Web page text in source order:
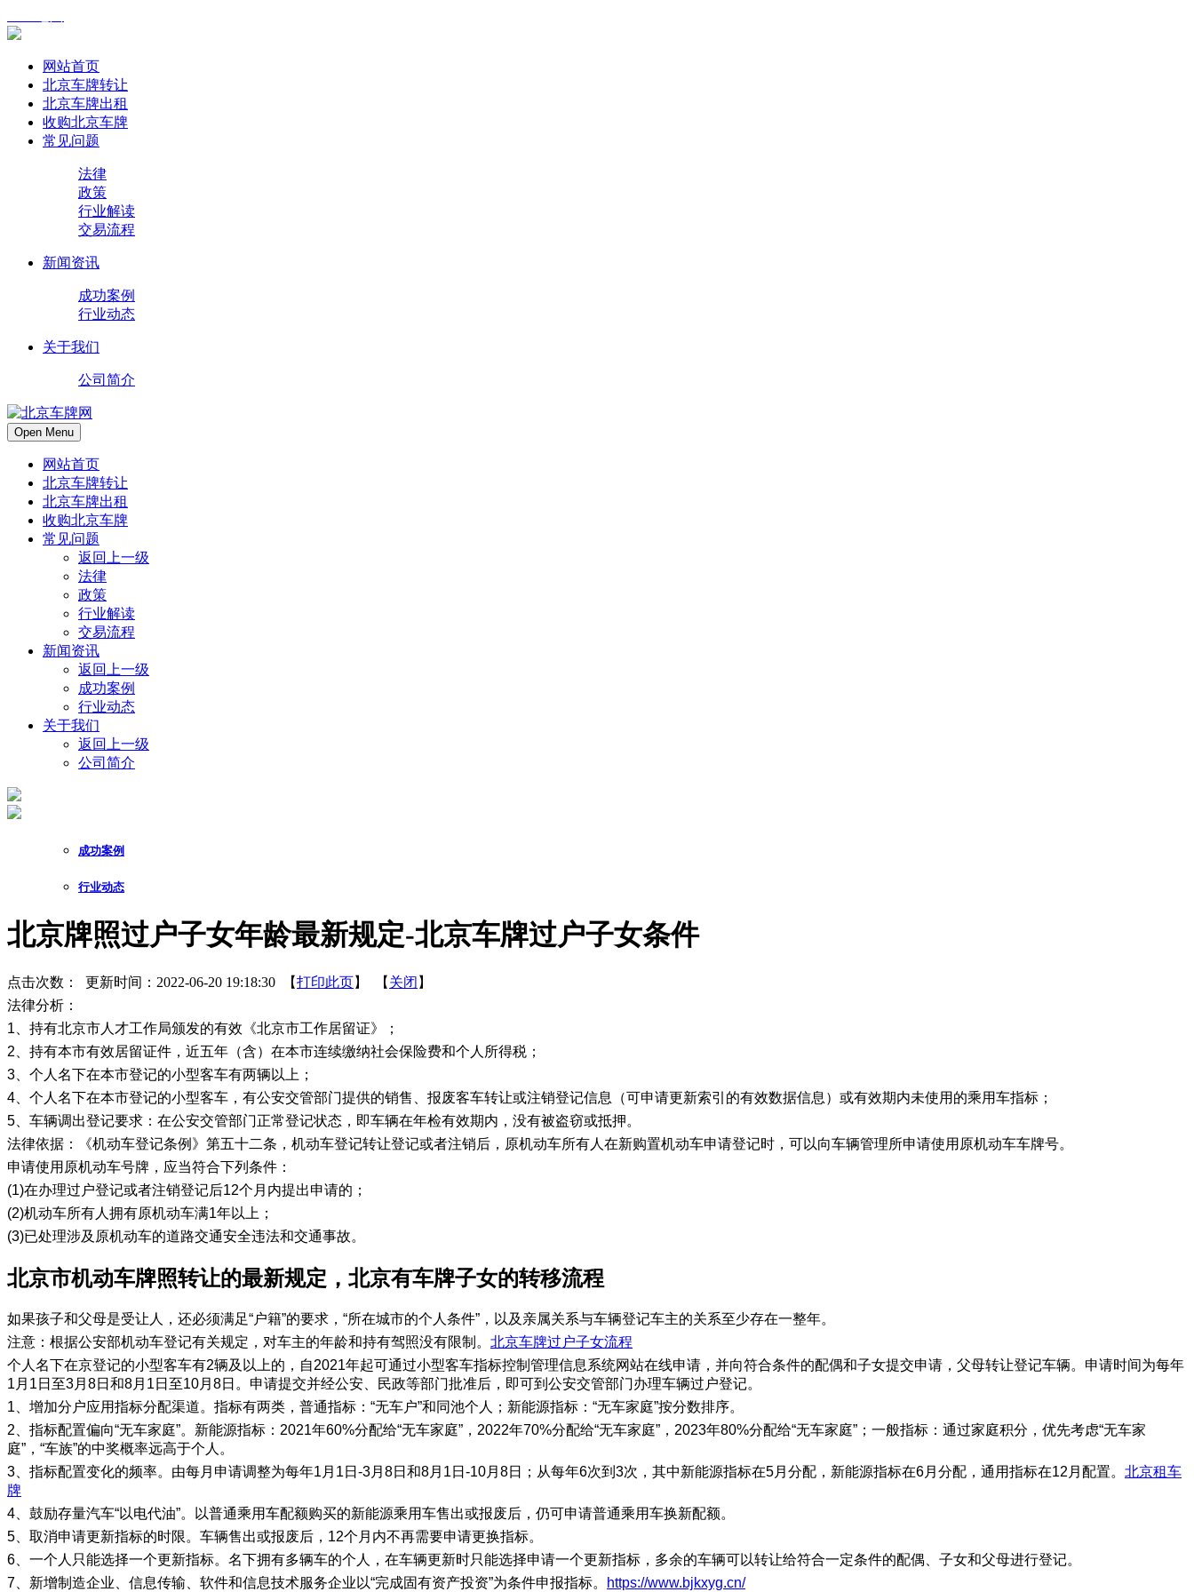
网站首页
北京车牌转让
北京车牌出租
收购北京车牌
常见问题
法律
政策
行业解读
交易流程
新闻资讯
成功案例
行业动态
关于我们
公司简介
Open Menu
网站首页
北京车牌转让
北京车牌出租
收购北京车牌
常见问题
返回上一级
法律
政策
行业解读
交易流程
新闻资讯
返回上一级
成功案例
行业动态
关于我们
返回上一级
公司简介
成功案例
行业动态
北京牌照过户子女年龄最新规定-北京车牌过户子女条件
点击次数： 更新时间：2022-06-20 19:18:30 【打印此页】 【 关闭 】
法律分析：
1、持有北京市人才工作局颁发的有效《北京市工作居留证》；
2、持有本市有效居留证件，近五年（含）在本市连续缴纳社会保险费和个人所得税；
3、个人名下在本市登记的小型客车有两辆以上；
4、个人名下在本市登记的小型客车，有公安交管部门提供的销售、报废客车转让或注销登记信息（可申请更新索引的有效数据信息）或有效期内未使用的乘用车指标；
5、车辆调出登记要求：在公安交管部门正常登记状态，即车辆在年检有效期内，没有被盗窃或抵押。
法律依据：《机动车登记条例》第五十二条，机动车登记转让登记或者注销后，原机动车所有人在新购置机动车申请登记时，可以向车辆管理所申请使用原机动车车牌号。
申请使用原机动车号牌，应当符合下列条件：
(1)在办理过户登记或者注销登记后12个月内提出申请的；
(2)机动车所有人拥有原机动车满1年以上；
(3)已处理涉及原机动车的道路交通安全违法和交通事故。
​北京市机动车牌照转让的最新规定，北京有车牌子女的转移流程
如果孩子和父母是受让人，还必须满足“户籍”的要求，“所在城市的个人条件”，以及亲属关系与车辆登记车主的关系至少存在一整年。
注意：根据公安部机动车登记有关规定，对车主的年龄和持有驾照没有限制。 北京车牌过户子女流程
个人名下在京登记的小型客车有2辆及以上的，自2021年起可通过小型客车指标控制管理信息系统网站在线申请，并向符合条件的配偶和子女提交申请，父母转让登记车辆。申请时间为每年
1月1日至3月8日和8月1日至10月8日。申请提交并经公安、民政等部门批准后，即可到公安交管部门办理车辆过户登记。
1、增加分户应用指标分配渠道。指标有两类，普通指标：“无车户”和同池个人；新能源指标：“无车家庭”按分数排序。
2、指标配置偏向“无车家庭”。新能源指标：2021年60%分配给“无车家庭”，2022年70%分配给“无车家庭”，2023年80%分配给“无车家庭”；一般指标：通过家庭积分，优先考虑“无车家
庭”，“车族”的中奖概率远高于个人。
3、指标配置变化的频率。由每月申请调整为每年1月1日-3月8日和8月1日-10月8日；从每年6次到3次，其中新能源指标在5月分配，新能源指标在6月分配，通用指标在12月配置。 北京租车
牌
4、鼓励存量汽车“以电代油”。以普通乘用车配额购买的新能源乘用车售出或报废后，仍可申请普通乘用车换新配额。
5、取消申请更新指标的时限。车辆售出或报废后，12个月内不再需要申请更换指标。
6、一个人只能选择一个更新指标。名下拥有多辆车的个人，在车辆更新时只能选择申请一个更新指标，多余的车辆可以转让给符合一定条件的配偶、子女和父母进行登记。
7、新增制造企业、信息传输、软件和信息技术服务企业以“完成固有资产投资”为条件申报指标。
https://www.bjkxyg.cn/